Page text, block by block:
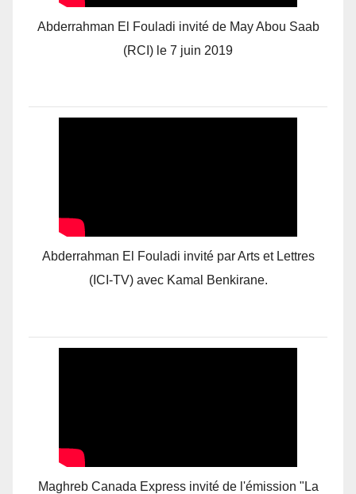
Abderrahman El Fouladi invité de May Abou Saab
(RCI) le 7 juin 2019
Abderrahman El Fouladi invité par Arts et Lettres
(ICI-TV) avec Kamal Benkirane.
Maghreb Canada Express invité de l'émission "La